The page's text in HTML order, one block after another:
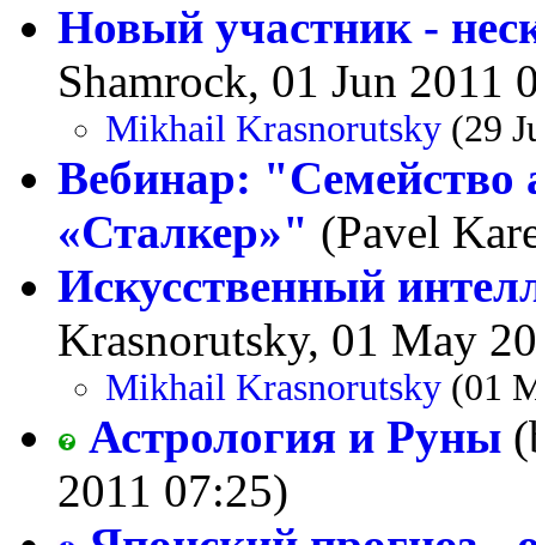
Новый участник -
Shamrock, 01 Jun 2011
Mikhail Krasnorutsky (29
Вебинар: "Семейство
«Сталкер»" (Pavel
Искусственный
Krasnorutsky, 01 May
Mikhail Krasnorutsky (01
Астрология и Руны
2011 07:25)